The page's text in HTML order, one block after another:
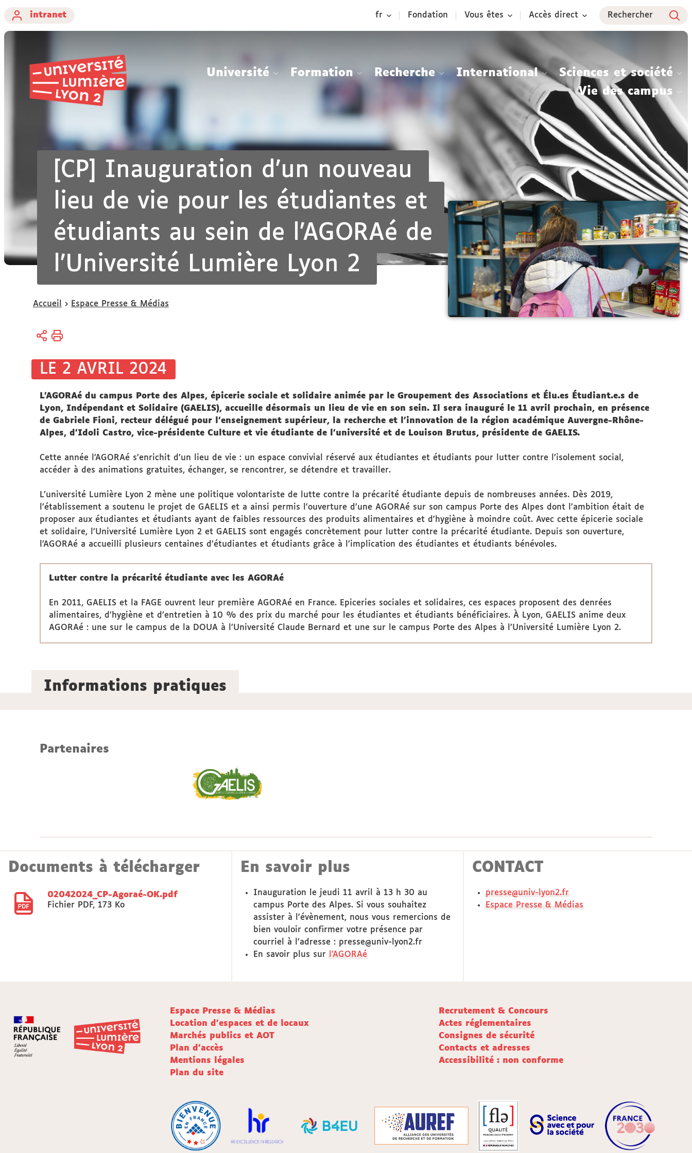
contenu
intranet
fr Fondation Vous êtes Accès direct Rechercher
Université Formation Recherche International
Sciences et société
Vie des campus
[CP] Inauguration d’un nouveau
lieu de vie pour les étudiantes et
étudiants au sein de l’AGORAé de
l’Université Lumière Lyon 2
Vous
ici :
Accueil Espace Presse & Médias
LE 2 AVRIL 2024
L’AGORAé du campus Porte des Alpes, épicerie sociale et solidaire animée par le Groupement des Associations et Élu.es Étudiant.e.s de
Lyon, Indépendant et Solidaire (GAELIS), accueille désormais un lieu de vie en son sein. Il sera inauguré le 11 avril prochain, en présence
de Gabriele Fioni, recteur délégué pour l’enseignement supérieur, la recherche et l’innovation de la région académique Auvergne-Rhône-
Alpes, d’Idoli Castro, vice-présidente Culture et vie étudiante de l’université et de Louison Brutus, présidente de GAELIS.
Cette année l’AGORAé s’enrichit d’un lieu de vie : un espace convivial réservé aux étudiantes et étudiants pour lutter contre l’isolement social,
accéder à des animations gratuites, échanger, se rencontrer, se détendre et travailler.
L’université Lumière Lyon 2 mène une politique volontariste de lutte contre la précarité étudiante depuis de nombreuses années. Dès 2019,
l’établissement a soutenu le projet de GAELIS et a ainsi permis l’ouverture d’une AGORAé sur son campus Porte des Alpes dont l’ambition était de
proposer aux étudiantes et étudiants ayant de faibles ressources des produits alimentaires et d'hygiène à moindre coût. Avec cette épicerie sociale
et solidaire, l’Université Lumière Lyon 2 et GAELIS sont engagés concrètement pour lutter contre la précarité étudiante. Depuis son ouverture,
l’AGORAé a accueilli plusieurs centaines d’étudiantes et étudiants grâce à l’implication des étudiantes et étudiants bénévoles.
Lutter contre la précarité étudiante avec les AGORAé
En 2011, GAELIS et la FAGE ouvrent leur première AGORAé en France. Epiceries sociales et solidaires, ces espaces proposent des denrées
alimentaires, d’hygiène et d’entretien à 10 % des prix du marché pour les étudiantes et étudiants bénéficiaires. À Lyon, GAELIS anime deux
AGORAé : une sur le campus de la DOUA à l’Université Claude Bernard et une sur le campus Porte des Alpes à l’Université Lumière Lyon 2.
Informations pratiques
Partenaires
Documents à télécharger
02042024_CP-Agoraé-OK.pdf
Fichier PDF, 173 Ko
En savoir plus
Inauguration le jeudi 11 avril à 13 h 30 au
campus Porte des Alpes. Si vous souhaitez
assister à l’évènement, nous vous remercions de
bien vouloir confirmer votre présence par
courriel à l’adresse : presse@univ-lyon2.fr
En savoir plus sur
l’AGORAé
CONTACT
presse@univ-lyon2.fr
Espace Presse & Médias
Espace Presse & Médias
Recrutement & Concours
Location d'espaces et de locaux
Actes réglementaires
Marchés publics et AOT
Consignes de sécurité
Plan d'accès
Contacts et adresses
Mentions légales
Accessibilité : non conforme
Plan du site